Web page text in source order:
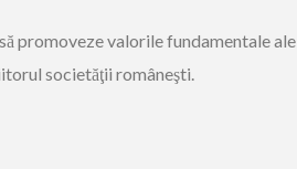
promoveze valorile fundamentale ale
societăţii româneşti.